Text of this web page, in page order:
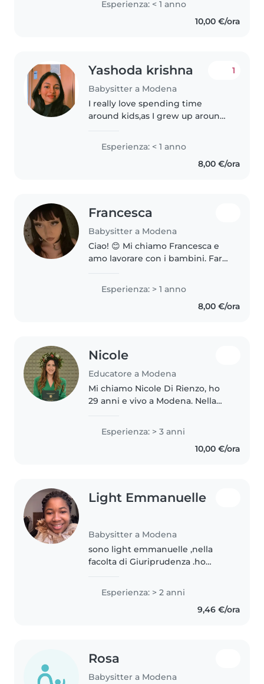
divertirsi e a imparare cose
nuove attraverso giochi, attività..
Esperienza: < 1 anno
10,00 €/ora
Yashoda krishna
Babysitter a Modena
1
I really love spending time
around kids,as I grew up around
younger than me so I grew up
baby sitting them while they
Esperienza: < 1 anno
8,00 €/ora
Francesca
Babysitter a Modena
Ciao! 😊 Mi chiamo Francesca e
amo lavorare con i bambini. Fare
un lavoro, ma un modo per
creare un ambiente sereno,
divertente e sicuro in cui i più..
Esperienza: > 1 anno
8,00 €/ora
Nicole
Educatore a Modena
Mi chiamo Nicole Di Rienzo, ho
29 anni e vivo a Modena. Nella
nel pomeriggio in un
doposcuola, esperienze che mi
Esperienza: > 3 anni
10,00 €/ora
Light Emmanuelle
Babysitter a Modena
sono light emmanuelle ,nella
facolta di Giuriprudenza .ho
conosco come prendere cura di
loro e anche come calmarli
Esperienza: > 2 anni
9,46 €/ora
Rosa
Babysitter a Modena